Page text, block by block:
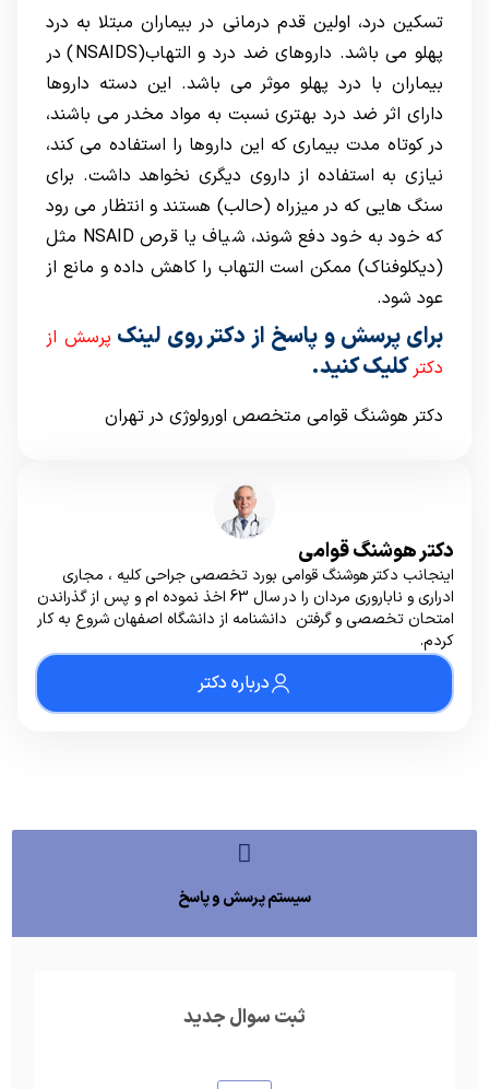
تسکین درد، اولین قدم درمانی در بیماران مبتلا به درد
پهلو می باشد. داروهای ضد درد و التهاب(NSAIDS) در
بیماران با درد پهلو موثر می باشد. این دسته داروها
دارای اثر ضد درد بهتری نسبت به مواد مخدر می باشند،
در کوتاه مدت بیماری که این داروها را استفاده می کند،
نیازی به استفاده از داروی دیگری نخواهد داشت. برای
سنگ هایی که در میزراه (حالب) هستند و انتظار می رود
که خود به خود دفع شوند، شیاف یا قرص NSAID مثل
(دیکلوفناک) ممکن است التهاب را کاهش داده و مانع از
عود شود.
برای پرسش و پاسخ از دکتر روی لینک پرسش از
دکترکلیک کنید.
دکتر هوشنگ قوامی متخصص اورولوژی در تهران
دکتر هوشنگ قوامی
اینجانب دکتر هوشنگ قوامی بورد تخصصی جراحی کلیه ، مجاری
ادراری و ناباروری مردان را در سال 63 اخذ نموده ام و پس از گذراندن
امتحان تخصصی و گرفتن دانشنامه از دانشگاه اصفهان شروع به کار
کردم.
درباره دکتر
سیستم پرسش و پاسخ
ثبت سوال جدید